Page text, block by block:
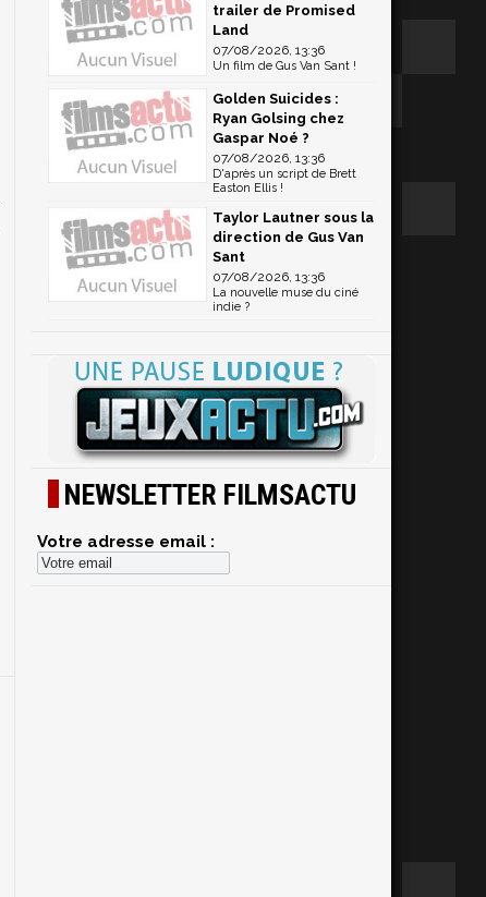
trailer de Promised
Land
07/08/2026, 13:36
Un film de Gus Van Sant !
Golden Suicides :
Ryan Golsing chez
Gaspar Noé ?
07/08/2026, 13:36
D'après un script de Brett
Easton Ellis !
Taylor Lautner sous la
direction de Gus Van
Sant
07/08/2026, 13:36
La nouvelle muse du ciné
indie ?
NEWSLETTER FILMSACTU
Votre adresse email :